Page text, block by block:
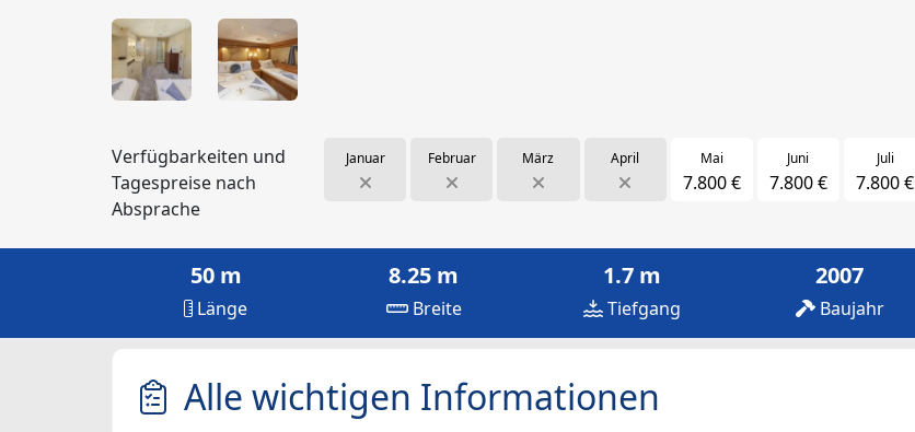
Verfügbarkeiten und
Tagespreise nach
Absprache
Januar Februar März April Mai
7.800 €
Juni
7.800 €
Juli
7.800 €
50 m
Länge
8.25 m
Breite
1.7 m
Tiefgang
2007
Baujahr
Alle wichtigen Informationen